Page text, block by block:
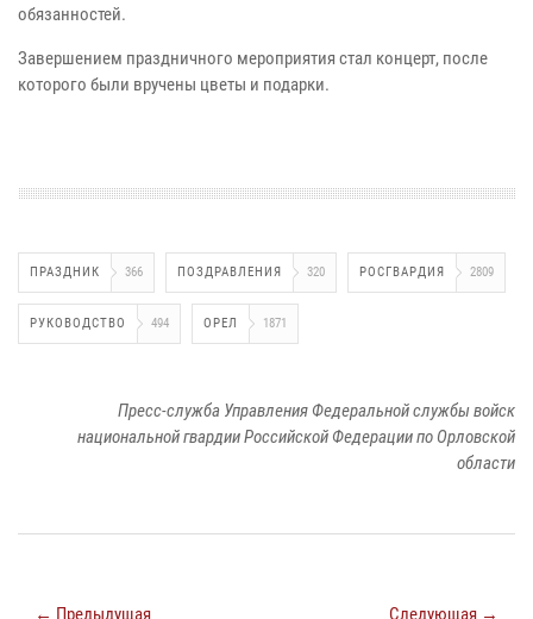
обязанностей.
Завершением праздничного мероприятия стал концерт, после
которого были вручены цветы и подарки.
ПРАЗДНИК 366 ПОЗДРАВЛЕНИЯ 320 РОСГВАРДИЯ 2809
РУКОВОДСТВО 494 ОРЕЛ 1871
Пресс-служба Управления Федеральной службы войск
национальной гвардии Российской Федерации по Орловской
области
← Предыдущая Следующая →